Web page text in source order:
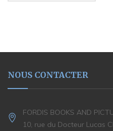
NOUS CONTACTER
FORDIS BOOKS AND
10, rue du Docteur Lucas